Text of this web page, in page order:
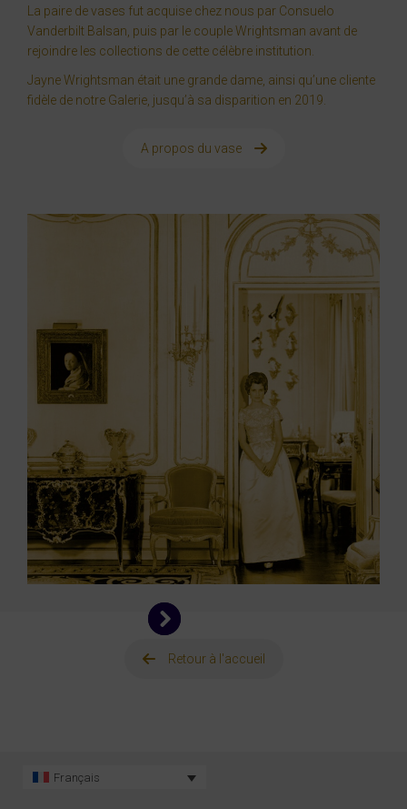
La paire de vases fut acquise chez nous par Consuelo
Vanderbilt Balsan, puis par le couple Wrightsman avant de
rejoindre les collections de cette célèbre institution.
Jayne Wrightsman était une grande dame, ainsi qu’une cliente
fidèle de notre Galerie, jusqu’à sa disparition en 2019.
A propos du vase
Retour à l'accueil
Français